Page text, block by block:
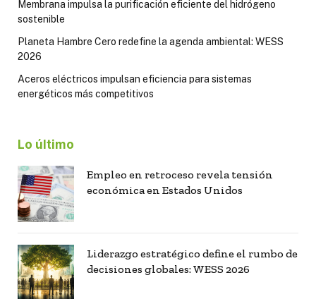
Membrana impulsa la purificación eficiente del hidrógeno
sostenible
Planeta Hambre Cero redefine la agenda ambiental: WESS
2026
Aceros eléctricos impulsan eficiencia para sistemas
energéticos más competitivos
Lo último
Empleo en retroceso revela tensión
económica en Estados Unidos
Liderazgo estratégico define el rumbo de
decisiones globales: WESS 2026